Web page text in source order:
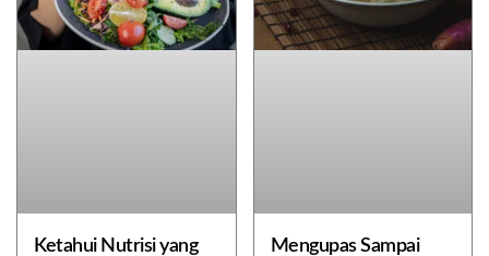
Ketahui Nutrisi yang Mengupas Sampai